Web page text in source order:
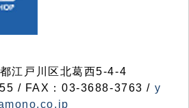
江戸川区北葛西5-4-4
/ FAX：03-3688-3763 / y